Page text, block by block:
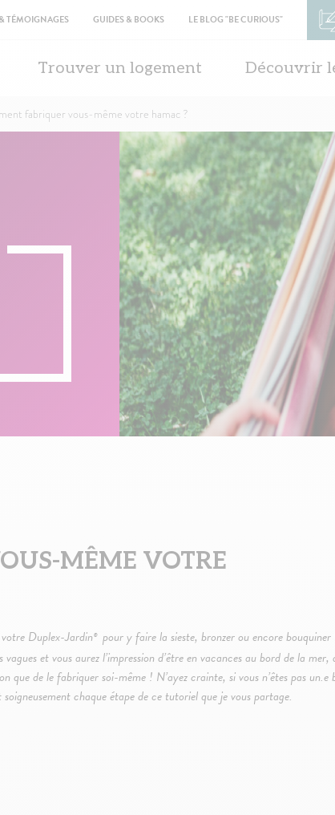
TÉMOIGNAGES GUIDES & BOOKS LE BLOG "BE CURIOUS"
navigation
Trouver un logement Découvrir
fabriquer vous-même votre hamac ?
MÊME VOTRE
Duplex-Jardin® pour y faire la sieste, bronzer ou encore
et vous aurez l’impression d’être en vacances au bord de la
que de le fabriquer soi-même ! N’ayez crainte, si vous n’êtes pas
chaque étape de ce tutoriel que je vous partage.